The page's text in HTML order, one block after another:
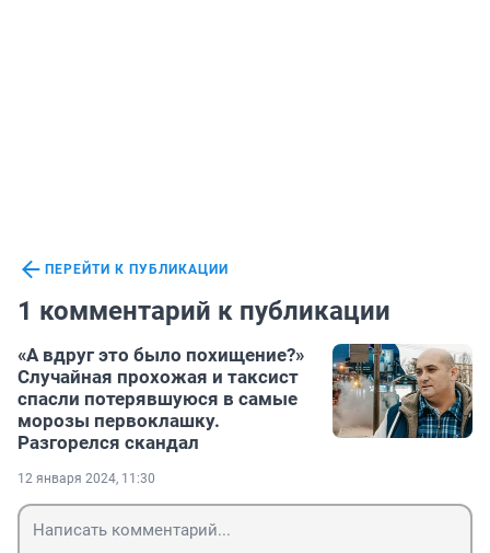
ПЕРЕЙТИ К ПУБЛИКАЦИИ
1 комментарий к публикации
«А вдруг это было похищение?»
Случайная прохожая и таксист
спасли потерявшуюся в самые
морозы первоклашку.
Разгорелся скандал
12 января 2024, 11:30